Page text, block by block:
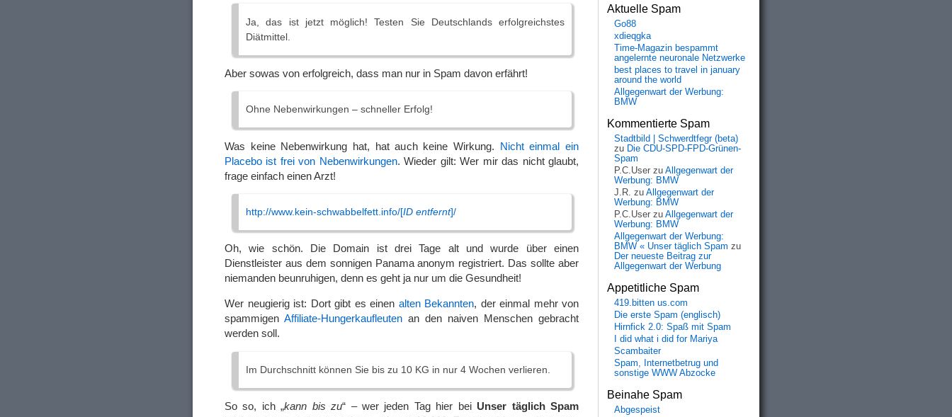
Ja, das ist jetzt möglich! Testen Sie Deutschlands erfolgreichstes
Diätmittel.
Aber sowas von erfolgreich, dass man nur in Spam davon erfährt!
Ohne Nebenwirkungen – schneller Erfolg!
Was keine Nebenwirkung hat, hat auch keine Wirkung. Nicht einmal ein
Placebo ist frei von Nebenwirkungen. Wieder gilt: Wer mir das nicht glaubt,
frage einfach einen Arzt!
http://www.kein-schwabbelfett.info/[ID entfernt]/
Oh, wie schön. Die Domain ist drei Tage alt und wurde über einen
Dienstleister aus dem sonnigen Panama anonym registriert. Das sollte aber
niemanden beunruhigen, denn es geht ja nur um die Gesundheit!
Wer neugierig ist: Dort gibt es einen alten Bekannten, der einmal mehr von
spammigen Affiliate-Hungerkaufleuten an den naiven Menschen gebracht
werden soll.
Im Durchschnitt können Sie bis zu 10 KG in nur 4 Wochen verlieren.
So so, ich „kann bis zu“ – wer jeden Tag hier bei Unser täglich Spam
Aktuelle Spam
Go88
xdieqgka
Time-Magazin bespammt
angelernte neuronale Netzwerke
best places to travel in january
around the world
Allgegenwart der Werbung:
BMW
Kommentierte Spam
Stadtbild | Schwerdtfegr (beta)
zu Die CDU-SPD-FPD-Grünen-
Spam
P.C.User zu Allgegenwart der
Werbung: BMW
J.R. zu Allgegenwart der
Werbung: BMW
P.C.User zu Allgegenwart der
Werbung: BMW
Allgegenwart der Werbung:
BMW « Unser täglich Spam zu
Der neueste Beitrag zur
Allgegenwart der Werbung
Appetitliche Spam
419.bitten us.com
Die erste Spam (englisch)
Hirnfick 2.0: Spaß mit Spam
I did what i did for Mariya
Scambaiter
Spam, Internetbetrug und
sonstige WWW Abzocke
Beinahe Spam
Abgespeist